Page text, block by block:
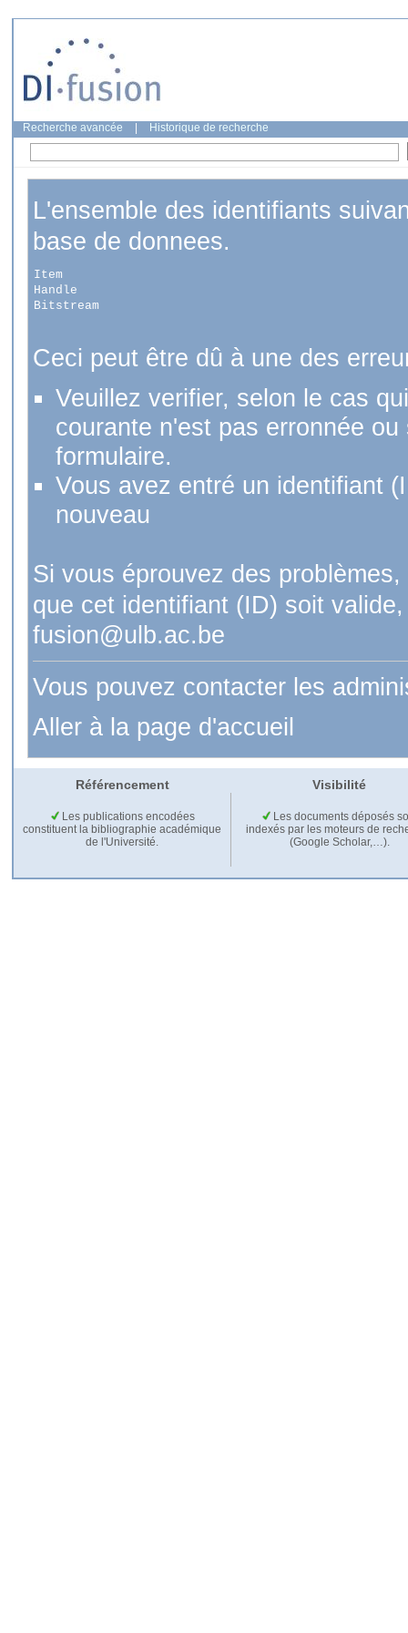
Recherche avancée Historique de recherche
L'ensemble des identifiants
base de donnees.
Item
Handle
Bitstream
Ceci peut être dû à une des
Veuillez verifier, selon le cas
courante n'est pas erronnée
formulaire.
Vous avez entré un identifiant
nouveau
Si vous éprouvez des
que cet identifiant (ID) soit
fusion@ulb.ac.be
Vous pouvez contacter les
Aller à la page d'accueil
Référencement Visibilité
Les publications encodées
constituent la bibliographie académique
de l'Université.
Les documents déposés
indexés par les moteurs de
(Google Scholar,…).